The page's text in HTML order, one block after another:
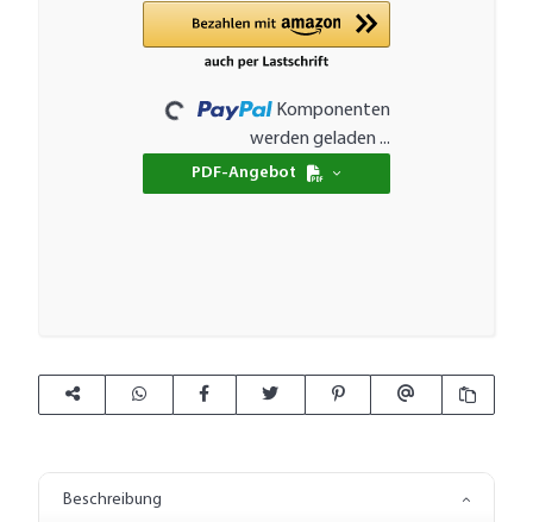
Loading...
Komponenten
werden geladen ...
PDF-Angebot
Beschreibung